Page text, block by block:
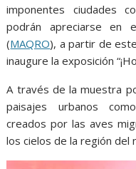
imponentes ciudades
podrán apreciarse en
(MAQRO), a partir de
inaugure la exposición
A través de la muestra
paisajes urbanos
creados por las aves
los cielos de la región del